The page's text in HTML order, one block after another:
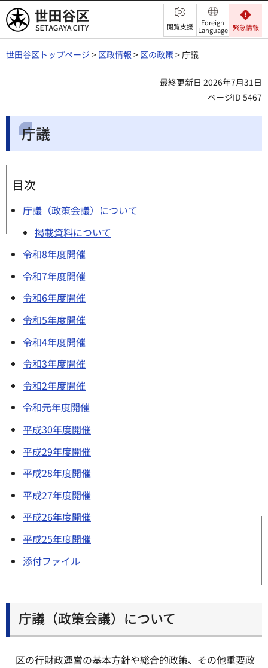
世田谷区 閲覧支援
Foreign
Language 緊急情報
世田谷区トップページ > 区政情報 > 区の政策> 庁議
最終更新日 2026年7月31日
ページID 5467
庁議
目次
庁議（政策会議）について
掲載資料について
令和8年度開催
令和7年度開催
令和6年度開催
令和5年度開催
令和4年度開催
令和3年度開催
令和2年度開催
令和元年度開催
平成30年度開催
平成29年度開催
平成28年度開催
平成27年度開催
平成26年度開催
平成25年度開催
添付ファイル
庁議（政策会議）について
区の行財政運営の基本方針や総合的政策、その他重要政